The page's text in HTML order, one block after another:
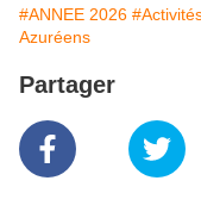
#ANNEE 2026
Azuréens
Partager